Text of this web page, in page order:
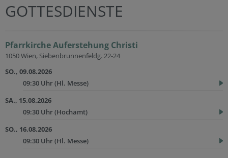
GOTTESDIENSTE
Pfarrkirche Auferstehung Christi
1050 Wien, Siebenbrunnenfeldg. 22-24
SO., 09.08.2026
09:30 Uhr(Hl. Messe)
SA., 15.08.2026
09:30 Uhr(Hochamt)
SO., 16.08.2026
09:30 Uhr(Hl. Messe)